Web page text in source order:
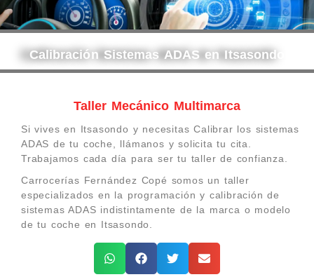
Calibración Sistemas ADAS en Itsasondo
Taller Mecánico Multimarca
Si vives en Itsasondo y necesitas Calibrar los sistemas
ADAS de tu coche, llámanos y solicita tu cita.
Trabajamos cada día para ser tu taller de confianza.
Carrocerías Fernández Copé somos un taller
especializados en la programación y calibración de
sistemas ADAS indistintamente de la marca o modelo
de tu coche en Itsasondo.